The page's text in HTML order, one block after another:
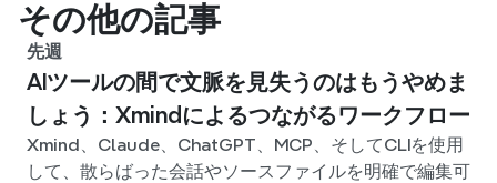
その他の記事
先週
AIツールの間で文脈を見失うのはもうやめま
しょう：Xmindによるつながるワークフロー
Xmind、Claude、ChatGPT、MCP、そしてCLIを使用
して、散らばった会話やソースファイルを明確で編集可